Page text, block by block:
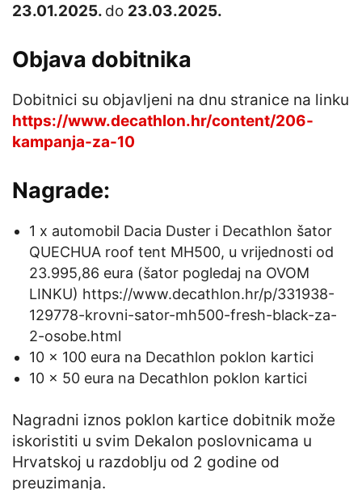
23.01.2025. do 23.03.2025.
Objava dobitnika
Dobitnici su objavljeni na dnu stranice na linku
https://www.decathlon.hr/content/206-
kampanja-za-10
Nagrade:
1 x automobil Dacia Duster i Decathlon šator
QUECHUA roof tent MH500, u vrijednosti od
23.995,86 eura (šator pogledaj na OVOM
LINKU) https://www.decathlon.hr/p/331938-
129778-krovni-sator-mh500-fresh-black-za-
2-osobe.html
10 x 100 eura na Decathlon poklon kartici
10 x 50 eura na Decathlon poklon kartici
Nagradni iznos poklon kartice dobitnik može
iskoristiti u svim Dekalon poslovnicama u
Hrvatskoj u razdoblju od 2 godine od
preuzimanja.